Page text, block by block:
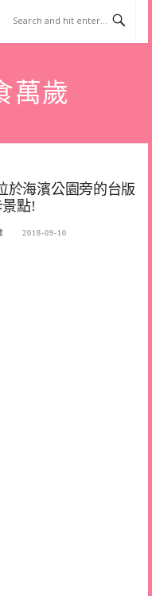
萬歲
於海濱公園旁的台版
點!
2018-09-10